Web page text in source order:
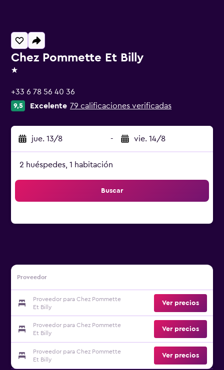
Chez Pommette Et Billy
1 estrella
+33 6 78 56 40 36
9,5 Excelente 79 calificaciones verificadas
jue. 13/8 - vie. 14/8
2 huéspedes, 1 habitación
Buscar
Proveedor
Proveedor para Chez Pommette
Et Billy
Ver precios
Proveedor para Chez Pommette
Et Billy
Ver precios
Proveedor para Chez Pommette
Et Billy
Ver precios